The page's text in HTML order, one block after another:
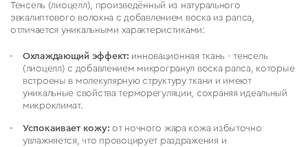
Тенсель (лиоцелл), произведённый из натурального
эвкалиптового волокна с добавлением воска из рапса,
отличается уникальными характеристиками:
Охлаждающий эффект: инновационная ткань - тенсель
(лиоцелл) с добавлением микрогранул воска рапса, которые
встроены в молекулярную структуру ткани и имеют
уникальные свойства терморегуляции, сохраняя идеальный
микроклимат.
Успокаивает кожу: от ночного жара кожа избыточно
увлажняется, что провоцирует раздражения и